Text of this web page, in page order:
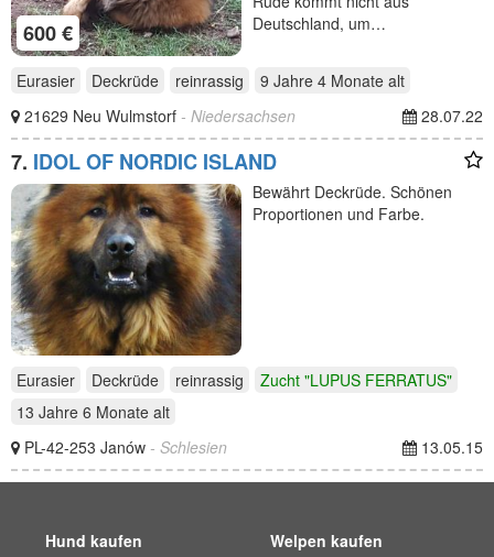
600 €
Deutschland, um…
Eurasier Deckrüde reinrassig 9 Jahre 4 Monate alt
21629 Neu Wulmstorf - Niedersachsen 28.07.22
7. IDOL OF NORDIC ISLAND
Bewährt Deckrüde. Schönen
Proportionen und Farbe.
Eurasier Deckrüde reinrassig
Zucht "LUPUS FERRATUS"
13 Jahre 6 Monate alt
PL-42-253 Janów - Schlesien 13.05.15
Hund kaufen
Welpen kaufen